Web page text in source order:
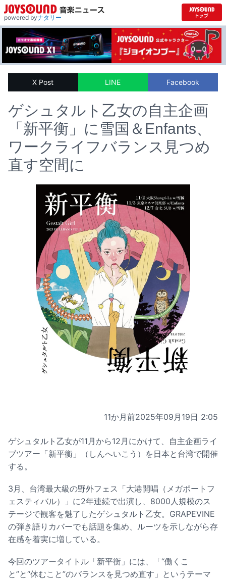
powered byナタリー
X Post LINE Facebook
ゲシュタルト乙女の自主企画
「新平衡」に雪国＆Enfants、
ワークライフバランス見つめ
直す空間に
11か月前2025年09月19日 2:05
ゲシュタルト乙女が11月から12月にかけて、自主企画ライ
ブツアー「新平衡」（しんへいこう）を日本と台湾で開催
する。
3月、台湾最大級の野外フェス「大港開唱（メガポートフ
ェスティバル）」に2年連続で出演し、8000人規模のス
テージで観客を魅了したゲシュタルト乙女。GRAPEVINE
の弾き語りカバーでも話題を集め、ルーツを示しながら存
在感を着実に増している。
今回のツアータイトル「新平衡」には、「“働くこ
と”と“休むこと”のバランスを見つめ直す」というテーマ